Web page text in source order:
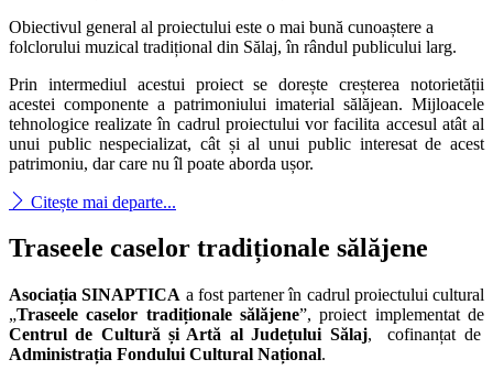
Obiectivul general al proiectului este o mai bună cunoaștere a
folclorului muzical tradițional din Sălaj, în rândul publicului larg.
Prin intermediul acestui proiect se dorește creșterea notorietății
acestei componente a patrimoniului imaterial sălăjean. Mijloacele
tehnologice realizate în cadrul proiectului vor facilita accesul atât al
unui public nespecializat, cât și al unui public interesat de acest
patrimoniu, dar care nu îl poate aborda ușor.
Citește mai departe...
Traseele caselor tradiționale sălăjene
Asociația SINAPTICA a fost partener în cadrul proiectului cultural
„Traseele caselor tradiționale sălăjene”, proiect implementat de
Centrul de Cultură și Artă al Județului Sălaj, cofinanțat de
Administrația Fondului Cultural Național.